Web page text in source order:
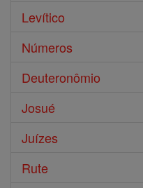
Levítico
Números
Deuteronômio
Josué
Juízes
Rute